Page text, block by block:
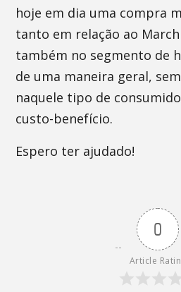
hoje em dia uma compra
tanto em relação ao March
também no segmento de
de uma maneira geral,
naquele tipo de
custo-benefício.
Espero ter ajudado!
0
Article